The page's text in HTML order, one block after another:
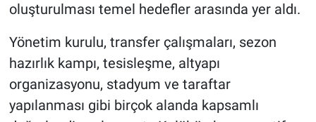
oluşturulması temel hedefler arasında yer aldı.
Yönetim kurulu, transfer çalışmaları, sezon
hazırlık kampı, tesisleşme, altyapı
organizasyonu, stadyum ve taraftar
yapılanması gibi birçok alanda kapsamlı